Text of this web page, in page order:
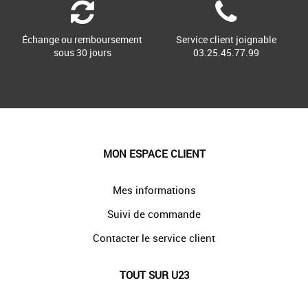
Échange ou remboursement
sous 30 jours
Service client joignable
03.25.45.77.99
MON ESPACE CLIENT
Mes informations
Suivi de commande
Contacter le service client
TOUT SUR U23